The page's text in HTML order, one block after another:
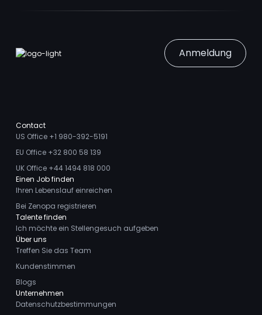
Anmeldung
Contact
US Office +1 980-392-5191
EU Office +32 800 58 139
UK Office +44 1494 818 000
Einen Job finden
Ihren Lebenslauf einreichen
Bei Zenopa registrieren
Talente finden
Ich möchte ein Stellengesuch aufgeben
Über uns
Treffen Sie das Team
Kundenstimmen
Blogs
Unternehmen
Datenschutzbestimmungen